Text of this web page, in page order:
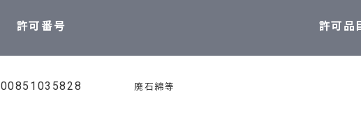
許可番号 許可品
00851035828 廃石綿等